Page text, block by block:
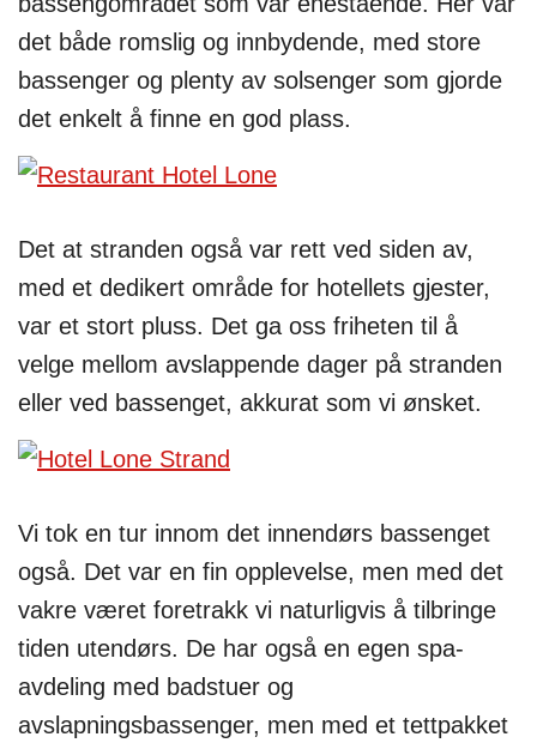
det både romslig og innbydende, med store
bassenger og plenty av solsenger som gjorde
det enkelt å finne en god plass.
Det at stranden også var rett ved siden av,
med et dedikert område for hotellets gjester,
var et stort pluss. Det ga oss friheten til å
velge mellom avslappende dager på stranden
eller ved bassenget, akkurat som vi ønsket.
Vi tok en tur innom det innendørs bassenget
også. Det var en fin opplevelse, men med det
vakre været foretrakk vi naturligvis å tilbringe
tiden utendørs. De har også en egen spa-
avdeling med badstuer og
avslapningsbassenger, men med et tettpakket